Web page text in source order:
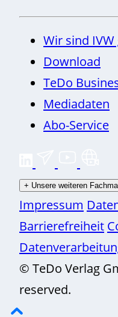
Wir sind
Download
TeDo
Mediadaten
Abo-Service
+ Unsere weiteren
Impressum
Barrierefreiheit
© TeDo Verlag
reserved.